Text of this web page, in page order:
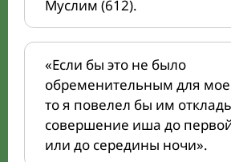
Муслим (612).
«Если бы это не было
обременительным для
то я повелел бы им
совершение иша до
или до середины ночи».